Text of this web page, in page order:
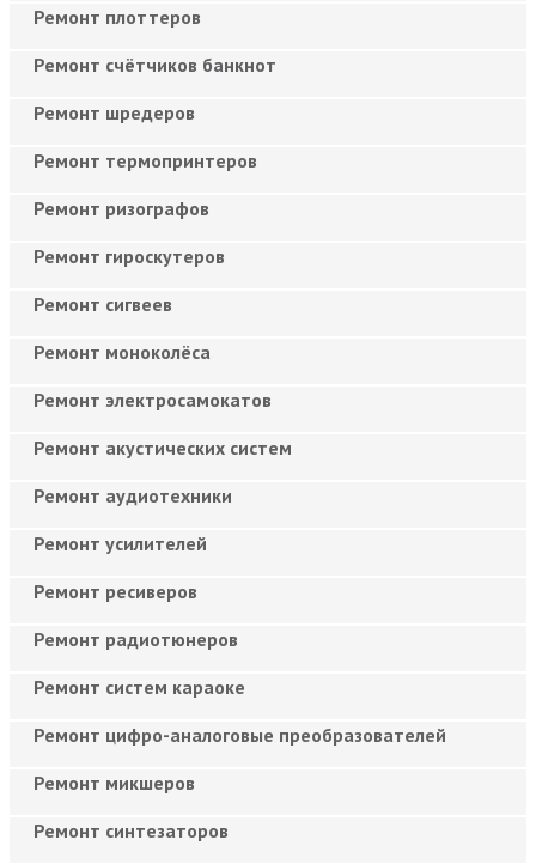
Ремонт плоттеров
Ремонт счётчиков банкнот
Ремонт шредеров
Ремонт термопринтеров
Ремонт ризографов
Ремонт гироскутеров
Ремонт сигвеев
Ремонт моноколёса
Ремонт электросамокатов
Ремонт акустических систем
Ремонт аудиотехники
Ремонт усилителей
Ремонт ресиверов
Ремонт радиотюнеров
Ремонт систем караоке
Ремонт цифро-аналоговые преобразователей
Ремонт микшеров
Ремонт синтезаторов